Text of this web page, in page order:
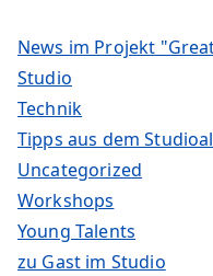
News im Projekt
Studio
Technik
Tipps aus dem
Uncategorized
Workshops
Young Talents
zu Gast im Studio